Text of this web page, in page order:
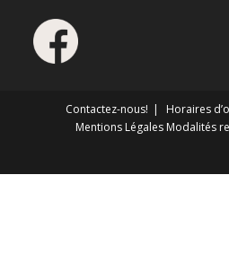
Contactez-nous!
Horaires
Mentions Légales Modalités